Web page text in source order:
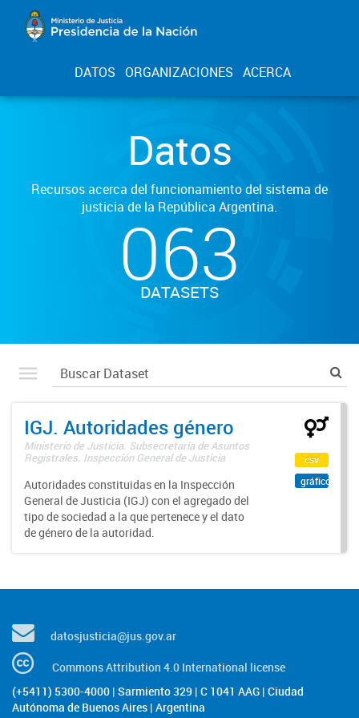
DATOS ORGANIZACIONES ACERCA
Datos
Recursos acerca del funcionamiento del sistema de
justicia de la República Argentina.
063
DATASETS
IGJ. Autoridades género
Ministerio de Justicia. Subsecretaría de Asuntos
Registrales. Inspección General de Justicia
Autoridades constituidas en la Inspección
General de Justicia (IGJ) con el agregado del
tipo de sociedad a la que pertenece y el dato
de género de la autoridad.
csv
gráfico
datosjusticia@jus.gov.ar
Commons Attribution 4.0 International license
(+5411) 5300-4000 | Sarmiento 329 | C 1041 AAG | Ciudad
Autónoma de Buenos Aires | Argentina